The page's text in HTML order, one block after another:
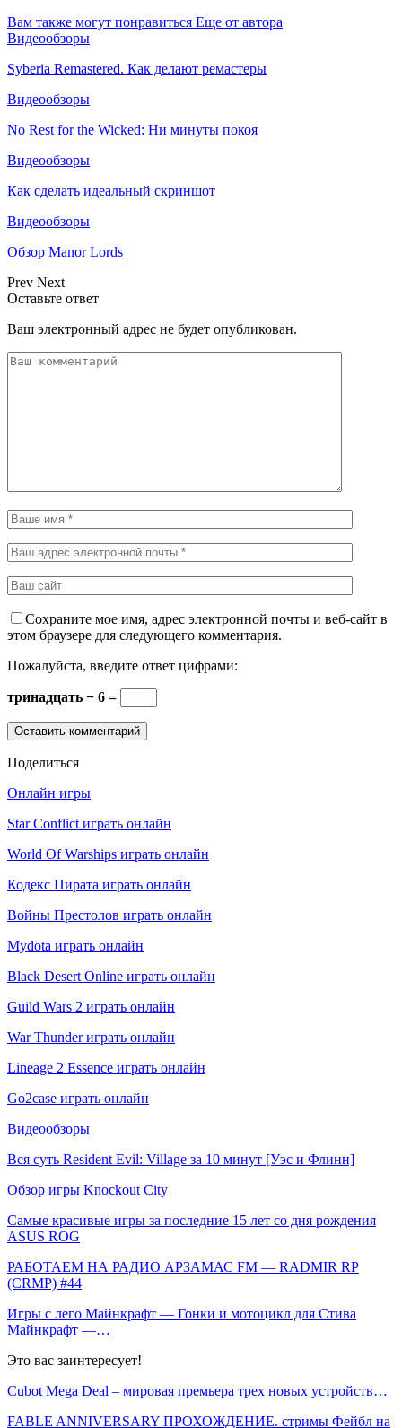
Вам также могут понравиться Еще от автора
Видеообзоры
Syberia Remastered. Как делают ремастеры
Видеообзоры
No Rest for the Wicked: Ни минуты покоя
Видеообзоры
Как сделать идеальный скриншот
Видеообзоры
Обзор Manor Lords
Prev Next
Оставьте ответ
Ваш электронный адрес не будет опубликован.
Сохраните мое имя, адрес электронной почты и веб-сайт в
этом браузере для следующего комментария.
Пожалуйста, введите ответ цифрами:
тринадцать − 6 =
Поделиться
Онлайн игры
Star Conflict играть онлайн
World Of Warships играть онлайн
Кодекс Пирата играть онлайн
Войны Престолов играть онлайн
Mydota играть онлайн
Black Desert Online играть онлайн
Guild Wars 2 играть онлайн
War Thunder играть онлайн
Lineage 2 Essence играть онлайн
Go2case играть онлайн
Видеообзоры
Вся суть Resident Evil: Village за 10 минут [Уэс и Флинн]
Обзор игры Knockout City
Cамые красивые игры за последние 15 лет со дня рождения
ASUS ROG
РАБОТАЕМ НА РАДИО АРЗАМАС FM — RADMIR RP
(CRMP) #44
Игры с лего Майнкрафт — Гонки и мотоцикл для Стива
Майнкрафт —…
Это вас заинтересует!
Cubot Mega Deal – мировая премьера трех новых устройств…
FABLE ANNIVERSARY ПРОХОЖДЕНИЕ. стримы Фейбл на